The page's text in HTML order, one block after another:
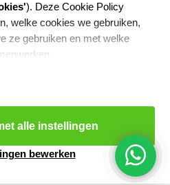
2026 Scentchips® - Powered by
). Deze Cookie Policy
welke cookies we gebruiken,
ze gebruiken en met welke
onder andere worden
te laten functioneren of ze
om ervoor te zorgen dat
toevoegt in het
alle instellingen
bewerken